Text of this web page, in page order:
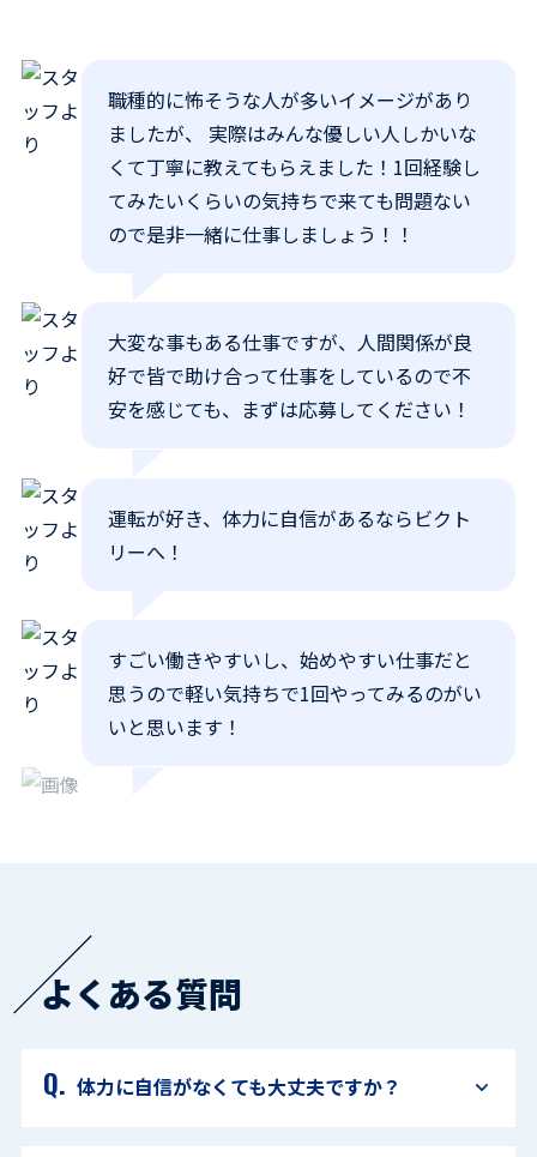
職種的に怖そうな人が多いイメージがあり
ましたが、 実際はみんな優しい人しかいな
くて丁寧に教えてもらえました！1回経験し
てみたいくらいの気持ちで来ても問題ない
ので是非一緒に仕事しましょう！！
大変な事もある仕事ですが、人間関係が良
好で皆で助け合って仕事をしているので不
安を感じても、まずは応募してください！
運転が好き、体力に自信があるならビクト
リーへ！
すごい働きやすいし、始めやすい仕事だと
思うので軽い気持ちで1回やってみるのがい
いと思います！
よくある質問
体力に自信がなくても大丈夫ですか？